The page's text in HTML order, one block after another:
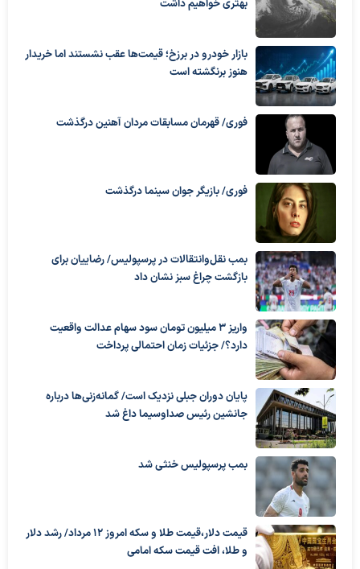
بهتری خواهیم داشت
بازار خودرو در برزخ؛ قیمت‌ها عقب نشستند اما خریدار
هنوز برنگشته است
فوری/ قهرمان مسابقات مردان آهنین درگذشت
فوری/ بازیگر جوان سینما درگذشت
بمب نقل‌وانتقالات در پرسپولیس/ رضاییان برای
بازگشت چراغ سبز نشان داد
واریز ۳ میلیون تومان سود سهام عدالت واقعیت
دارد؟/ جزئیات زمان احتمالی پرداخت
پایان دوران جبلی نزدیک است/ گمانه‌زنی‌ها درباره
جانشین رئیس صداوسیما داغ شد
بمب پرسپولیس خنثی شد
قیمت دلار،قیمت طلا و سکه امروز ۱۲ مرداد/ رشد دلار
و طلا، افت قیمت سکه امامی